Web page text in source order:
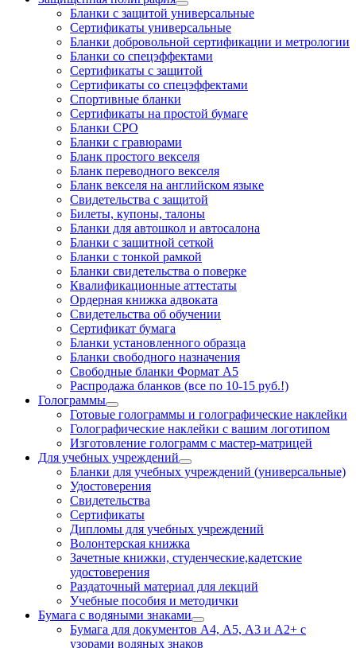
Бланки с защитой универсальные
Сертификаты универсальные
Бланки добровольной сертификации и метрологии
Бланки со спецэффектами
Сертификаты с защитой
Сертификаты со спецэффектами
Спортивные бланки
Cертификаты на простой бумаге
Бланки СРО
Бланки с гравюрами
Бланк простого векселя
Бланк переводного векселя
Бланк векселя на английском языке
Свидетельства с защитой
Билеты, купоны, талоны
Бланки для автошкол и автосалона
Бланки с защитной сеткой
Бланки с тонкой рамкой
Бланки свидетельства о поверке
Квалификационные аттестаты
Ордерная книжка адвоката
Свидетельства об обучении
Сертификат бумага
Бланки установленного образца
Бланки свободного назначения
Свободные бланки Формат А5
Распродажа бланков (все по 10-15 руб.!)
Голограммы
Готовые голограммы и голографические наклейки
Голографические наклейки с вашим логотипом
Изготовление голограмм с мастер-матрицей
Для учебных учреждений
Бланки для учебных учреждений (универсальные)
Удостоверения
Свидетельства
Сертификаты
Дипломы для учебных учреждений
Волонтерская книжка
Зачетные книжки, студенческие,кадетские
удостоверения
Раздаточный материал для лекций
Учебные пособия и методички
Бумага с водяными знаками
Бумага для документов А4, А5, А3 и А2+ с
узорами водяных знаков